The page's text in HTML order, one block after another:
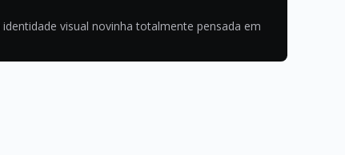
visual novinha totalmente pensada em